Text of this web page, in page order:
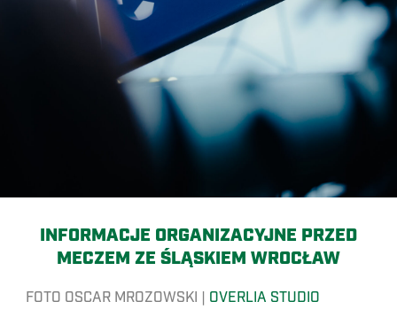
INFORMACJE ORGANIZACYJNE PRZED
MECZEM ZE ŚLĄSKIEM WROCŁAW
FOTO OSCAR MROZOWSKI | OVERLIA STUDIO